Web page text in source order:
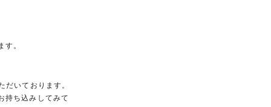
。
いております。
持ち込みしてみて